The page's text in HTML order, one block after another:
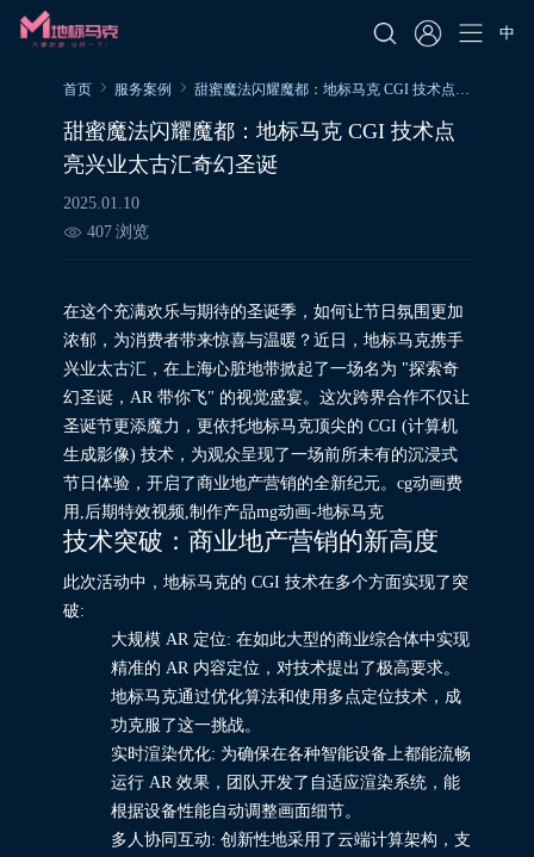
中
首页 服务案例 甜蜜魔法闪耀魔都：地标马克 CGI 技术点亮兴业太古汇奇幻圣诞
甜蜜魔法闪耀魔都：地标马克 CGI 技术点
亮兴业太古汇奇幻圣诞
2025.01.10
407 浏览
在这个充满欢乐与期待的圣诞季，如何让节日氛围更加
浓郁，为消费者带来惊喜与温暖？近日，地标马克携手
兴业太古汇，在上海心脏地带掀起了一场名为 "探索奇
幻圣诞，AR 带你飞" 的视觉盛宴。这次跨界合作不仅让
圣诞节更添魔力，更依托地标马克顶尖的 CGI (计算机
生成影像) 技术，为观众呈现了一场前所未有的沉浸式
节日体验，开启了商业地产营销的全新纪元。cg动画费
用,后期特效视频,制作产品mg动画-地标马克
技术突破：商业地产营销的新高度
此次活动中，地标马克的 CGI 技术在多个方面实现了突
破:
大规模 AR 定位: 在如此大型的商业综合体中实现
精准的 AR 内容定位，对技术提出了极高要求。
地标马克通过优化算法和使用多点定位技术，成
功克服了这一挑战。
实时渲染优化: 为确保在各种智能设备上都能流畅
运行 AR 效果，团队开发了自适应渲染系统，能
根据设备性能自动调整画面细节。
多人协同互动: 创新性地采用了云端计算架构，支